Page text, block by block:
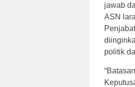
jawab
ASN
politik